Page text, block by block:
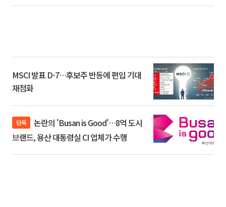
MSCI 발표 D-7…후보주 반등에 편입 기대
재점화
단독
브랜드, 용산 대통령실 CI 업체가 수행